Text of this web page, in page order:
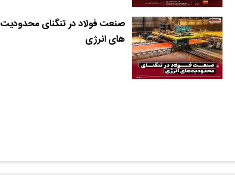
صنعت فولاد در تنگنای محدودیت‌
های انرژی